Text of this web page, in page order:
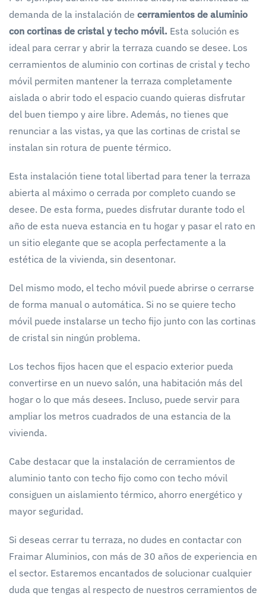
demanda de la instalación de cerramientos de aluminio
con cortinas de cristal y techo móvil. Esta solución es
ideal para cerrar y abrir la terraza cuando se desee. Los
cerramientos de aluminio con cortinas de cristal y techo
móvil permiten mantener la terraza completamente
aislada o abrir todo el espacio cuando quieras disfrutar
del buen tiempo y aire libre. Además, no tienes que
renunciar a las vistas, ya que las cortinas de cristal se
instalan sin rotura de puente térmico.
Esta instalación tiene total libertad para tener la terraza
abierta al máximo o cerrada por completo cuando se
desee. De esta forma, puedes disfrutar durante todo el
año de esta nueva estancia en tu hogar y pasar el rato en
un sitio elegante que se acopla perfectamente a la
estética de la vivienda, sin desentonar.
Del mismo modo, el techo móvil puede abrirse o cerrarse
de forma manual o automática. Si no se quiere techo
móvil puede instalarse un techo fijo junto con las cortinas
de cristal sin ningún problema.
Los techos fijos hacen que el espacio exterior pueda
convertirse en un nuevo salón, una habitación más del
hogar o lo que más desees. Incluso, puede servir para
ampliar los metros cuadrados de una estancia de la
vivienda.
Cabe destacar que la instalación de cerramientos de
aluminio tanto con techo fijo como con techo móvil
consiguen un aislamiento térmico, ahorro energético y
mayor seguridad.
Si deseas cerrar tu terraza, no dudes en contactar con
Fraimar Aluminios, con más de 30 años de experiencia en
el sector. Estaremos encantados de solucionar cualquier
duda que tengas al respecto de nuestros cerramientos de